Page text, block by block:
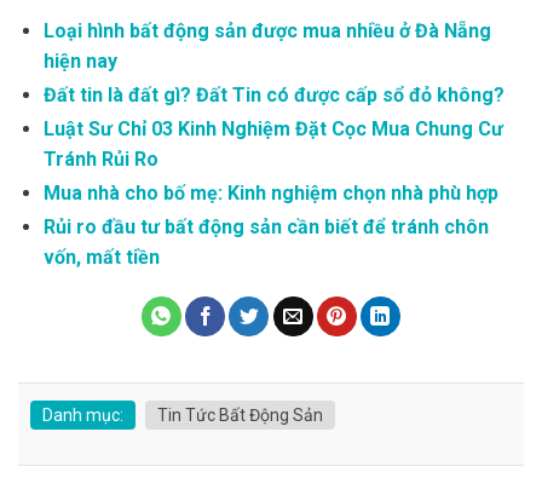
Loại hình bất động sản được mua nhiều ở Đà Nẵng
hiện nay
Đất tin là đất gì? Đất Tin có được cấp sổ đỏ không?
Luật Sư Chỉ 03 Kinh Nghiệm Đặt Cọc Mua Chung Cư
Tránh Rủi Ro
Mua nhà cho bố mẹ: Kinh nghiệm chọn nhà phù hợp
Rủi ro đầu tư bất động sản cần biết để tránh chôn
vốn, mất tiền
Danh mục: Tin Tức Bất Động Sản